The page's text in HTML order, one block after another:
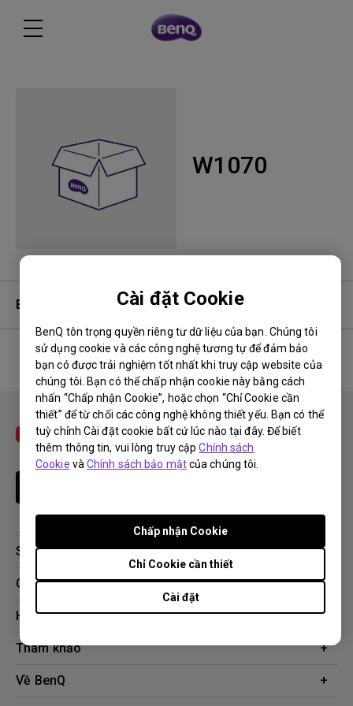
Cài đặt Cookie
BenQ tôn trọng quyền riêng tư dữ liệu của bạn. Chúng tôi
sử dụng cookie và các công nghệ tương tự để đảm bảo
bạn có được trải nghiệm tốt nhất khi truy cập website của
chúng tôi. Bạn có thể chấp nhận cookie này bằng cách
nhấn “Chấp nhận Cookie”, hoặc chọn “Chỉ Cookie cần
thiết” để từ chối các công nghệ không thiết yếu. Bạn có thể
tuỳ chỉnh Cài đặt cookie bất cứ lúc nào tại đây. Để biết
thêm thông tin, vui lòng truy cậpChính sách
Cookie vàChính sách bảo mậtcủa chúng tôi.
Cài đặt
Chỉ Cookie cần thiết
Chấp nhận Cookie
W1070
Bảo hành
No related warranty information
Sản phẩm
Máy chiếu
Giải pháp công nghệ
Chuyên gia BenQ AQCOLOR
Màn hình bảo vệ mắt
ZOWIE eSports
Hỗ trợ
Tải xuống
Liên hệ
Tham khảo
Công cụ tính khoảng cách chiếu
Về BenQ